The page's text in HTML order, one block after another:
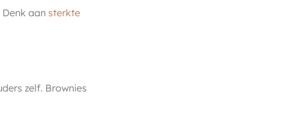
aan sterkte
zelf. Brownies